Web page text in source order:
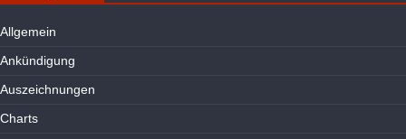
Allgemein
Ankündigung
Auszeichnungen
Charts